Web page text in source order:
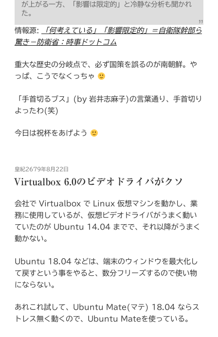
が上がる一方、「影響は限定的」と冷静な分析も聞かれ
た。
情報源:
「何考えている」「影響限定的」＝自衛隊幹部ら
驚き－防衛省：時事ドットコム
重大な歴史の分岐点で、必ず国策を誤るのが南朝鮮。や
っぱ、こうでなくっちゃ
「手首切るブス」(by 岩井志麻子)の言葉通り、手首切り
よったわ(笑)
今日は祝杯をあげよう
投
稿
日:
皇紀2679年8月22日
Virtualbox 6.0のビデオドライバがクソ
会社で Virtualbox で Linux 仮想マシンを動かし、業
務に使用しているが、仮想ビデオドライバがうまく動い
ていたのが Ubuntu 14.04 までで、それ以降がうまく
動かない。
Ubuntu 18.04 などは、端末のウィンドウを最大化し
て戻すという事をやると、数分フリーズするので使い物
にならない。
あれこれ試して、Ubuntu Mate(マテ) 18.04 ならス
トレス無く動くので、Ubuntu Mateを使っている。